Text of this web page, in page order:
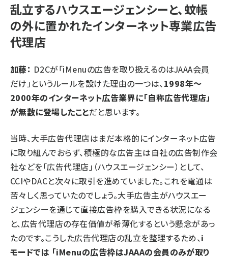
乱立するハウスエージェンシーと、蚊帳
の外に置かれたインターネット専業広告
代理店
加藤： D2Cが「iMenuの広告を取り扱えるのはJAAA会員
だけ」というルールを設けた理由の一つは、1998年～
2000年のインターネット広告業界に「自称広告代理店」
が無数に登場したことだと思います。
当時、大手広告代理店はまだ本格的にインターネット広告
に取り組んでおらず、積極的な広告主は自社の広告制作会
社などを「広告代理店」（ハウスエージェンシー）として、
CCIやDACと次々に取引を進めていました。これを電通は
苦々しく思っていたのでしょう。大手広告主がハウスエー
ジェンシーを通じて直接広告枠を購入できる状況になる
と、広告代理店の存在価値が希薄化するという懸念があっ
たのです。こうした広告代理店の乱立を整理するため、i
モードでは 「iMenuの広告枠はJAAAの会員のみが取り